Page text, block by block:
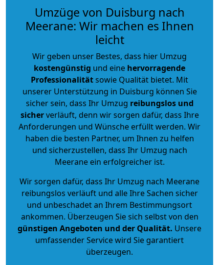
Umzüge von Duisburg nach
Meerane: Wir machen es Ihnen
leicht
Wir geben unser Bestes, dass hier Umzug
kostengünstig und eine hervorragende
Professionalitätsowie Qualität bietet. Mit
unserer Unterstützung in Duisburg können Sie
sicher sein, dass Ihr Umzug reibungslos und
sicherverläuft, denn wir sorgen dafür, dass Ihre
Anforderungen und Wünsche erfüllt werden. Wir
haben die besten Partner, um Ihnen zu helfen
und sicherzustellen, dass Ihr Umzug nach
Meerane ein erfolgreicher ist.
Wir sorgen dafür, dass Ihr Umzug nach Meerane
reibungslos verläuft und alle Ihre Sachen sicher
und unbeschadet an Ihrem Bestimmungsort
ankommen. Überzeugen Sie sich selbst von den
günstigen Angeboten und der Qualität. Unsere
umfassender Service wird Sie garantiert
überzeugen.